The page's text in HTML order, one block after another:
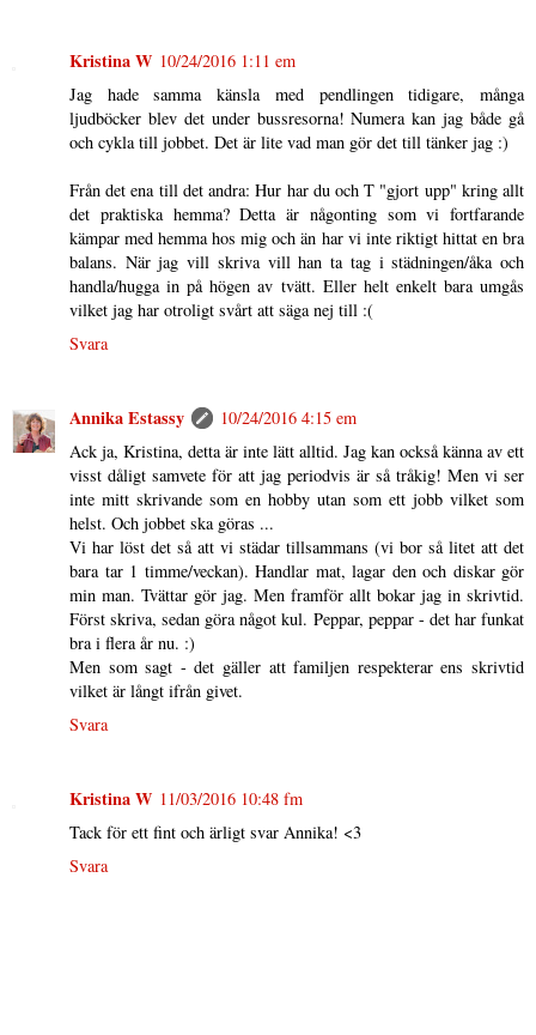
Kristina W 10/24/2016 1:11 em
Jag hade samma känsla med pendlingen tidigare, många
ljudböcker blev det under bussresorna! Numera kan jag både gå
och cykla till jobbet. Det är lite vad man gör det till tänker jag :)
Från det ena till det andra: Hur har du och T "gjort upp" kring allt
det praktiska hemma? Detta är någonting som vi fortfarande
kämpar med hemma hos mig och än har vi inte riktigt hittat en bra
balans. När jag vill skriva vill han ta tag i städningen/åka och
handla/hugga in på högen av tvätt. Eller helt enkelt bara umgås
vilket jag har otroligt svårt att säga nej till :(
Svara
Annika Estassy
10/24/2016 4:15 em
Ack ja, Kristina, detta är inte lätt alltid. Jag kan också känna av ett
visst dåligt samvete för att jag periodvis är så tråkig! Men vi ser
inte mitt skrivande som en hobby utan som ett jobb vilket som
helst. Och jobbet ska göras ...
Vi har löst det så att vi städar tillsammans (vi bor så litet att det
bara tar 1 timme/veckan). Handlar mat, lagar den och diskar gör
min man. Tvättar gör jag. Men framför allt bokar jag in skrivtid.
Först skriva, sedan göra något kul. Peppar, peppar - det har funkat
bra i flera år nu. :)
Men som sagt - det gäller att familjen respekterar ens skrivtid
vilket är långt ifrån givet.
Svara
Kristina W 11/03/2016 10:48 fm
Tack för ett fint och ärligt svar Annika! <3
Svara